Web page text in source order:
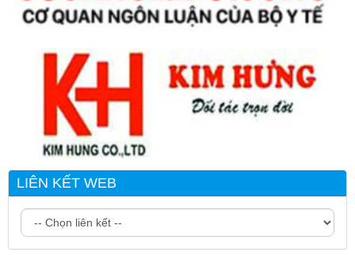
LIÊN KẾT WEB